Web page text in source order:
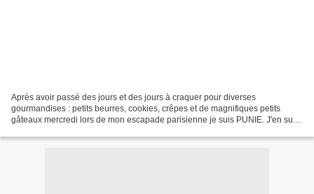
Après avoir passé des jours et des jours à craquer pour diverses
gourmandises : petits beurres, cookies, crêpes et de magnifiques petits
gâteaux mercredi lors de mon escapade parisienne je suis PUNIE. J'en suis